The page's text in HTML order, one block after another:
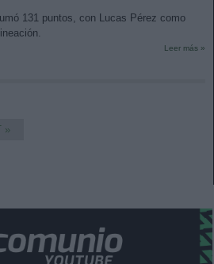
131 puntos, con Lucas Pérez como
Leer más »
»